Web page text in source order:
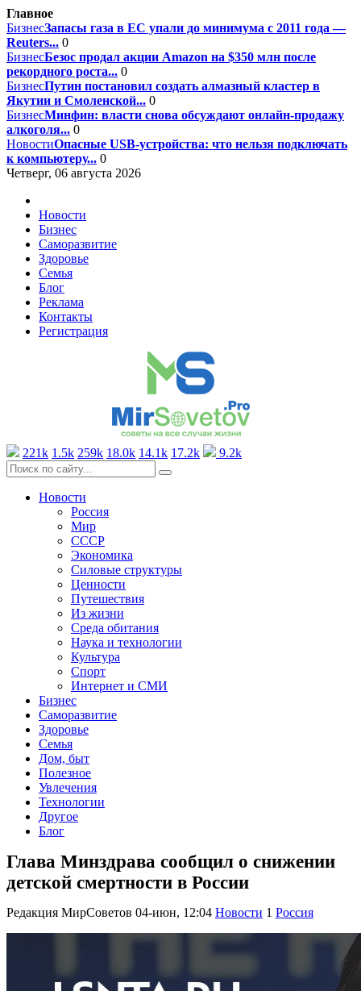
Главное
БизнесЗапасы газа в ЕС упали до минимума с 2011 года —
Reuters... 0
БизнесБезос продал акции Amazon на $350 млн после
рекордного роста... 0
БизнесПутин постановил создать алмазный кластер в
Якутии и Смоленской... 0
БизнесМинфин: власти снова обсуждают онлайн-продажу
алкоголя... 0
НовостиОпасные USB-устройства: что нельзя подключать
к компьютеру... 0
Четверг, 06 августа 2026
Новости
Бизнес
Саморазвитие
Здоровье
Семья
Блог
Реклама
Контакты
Регистрация
221k 1.5k 259k 18.0k 14.1k 17.2k 9.2k
Новости
Россия
Мир
СССР
Экономика
Силовые структуры
Ценности
Путешествия
Из жизни
Среда обитания
Наука и технологии
Культура
Спорт
Интернет и СМИ
Бизнес
Саморазвитие
Здоровье
Семья
Дом, быт
Полезное
Увлечения
Технологии
Другое
Блог
Глава Минздрава сообщил о снижении
детской смертности в России
Редакция МирСоветов 04-июн, 12:04 Новости 1 Россия